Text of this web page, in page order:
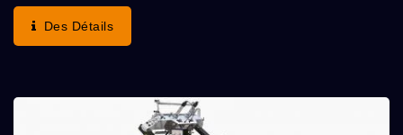
Flexibles (FPC), Les Plaques Signalétiques,...
Des Détails